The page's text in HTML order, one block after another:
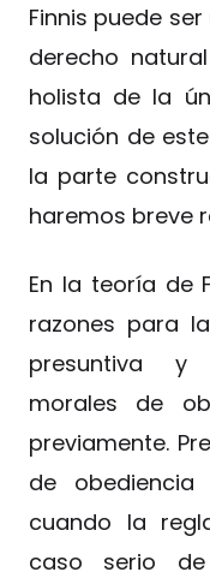
Finnis puede
derecho
holista de la
solución de
la parte
haremos breve
En la teoría de
razones para
presuntiva y
morales de
previamente.
de
cuando la
caso serio